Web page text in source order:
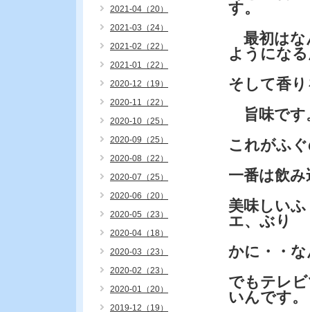
す。
最初はな
ようにな
そして香
旨味です
これがふ
一番は飲
美味しい
エ、ぶり
かに・・
でもテレ
いんです。
2021-04（20）
2021-03（24）
2021-02（22）
2021-01（22）
2020-12（19）
2020-11（22）
2020-10（25）
2020-09（25）
2020-08（22）
2020-07（25）
2020-06（20）
2020-05（23）
2020-04（18）
2020-03（23）
2020-02（23）
2020-01（20）
2019-12（19）